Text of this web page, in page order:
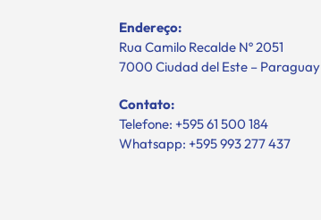
Endereço:
Rua Camilo Recalde Nº 2051
7000 Ciudad del Este – Paraguay
Contato:
Telefone: +595 61 500 184
Whatsapp: +595 993 277 437